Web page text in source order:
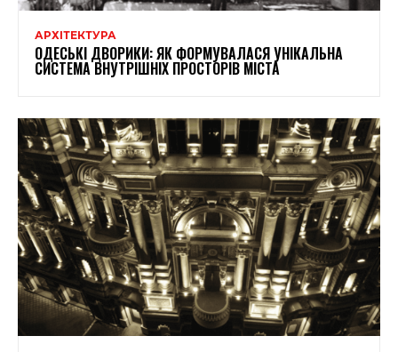
АРХІТЕКТУРА
ОДЕСЬКІ ДВОРИКИ: ЯК ФОРМУВАЛАСЯ УНІКАЛЬНА
СИСТЕМА ВНУТРІШНІХ ПРОСТОРІВ МІСТА